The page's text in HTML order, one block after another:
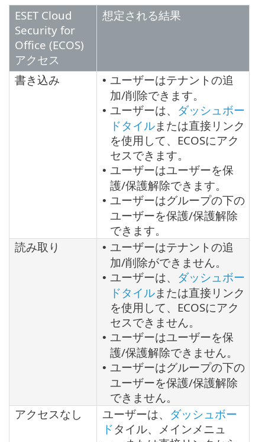
ESET Cloud
Security for
Office (ECOS)
アクセス
想定される結果
書き込み • ユーザーはテナントの追
加/削除できます。
• ユーザーは、 ダッシュボー
ドタイルまたは直接リンク
を使用して、ECOSにアク
セスできます。
• ユーザーはユーザーを保
護/保護解除できます。
• ユーザーはグループの下の
ユーザーを保護/保護解除
できます。
読み取り
• ユーザーはテナントの追
加/削除ができません。
• ユーザーは、 ダッシュボー
ドタイルまたは直接リンク
を使用して、ECOSにアク
セスできません。
• ユーザーはユーザーを保
護/保護解除できません。
• ユーザーはグループの下の
ユーザーを保護/保護解除
できません。
アクセスなし
ユーザーは、 ダッシュボー
ドタイル、メインメニュ